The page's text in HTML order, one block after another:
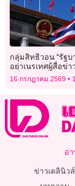
กลุ่มสิทธิวอน “รัฐบ
อย่าเนรเทศผู้สื่อข่า
หวั่นถูกกดขี่ข่มเหง
16 กรกฎาคม 2569
อ่
ข่าวเดลินิวส์